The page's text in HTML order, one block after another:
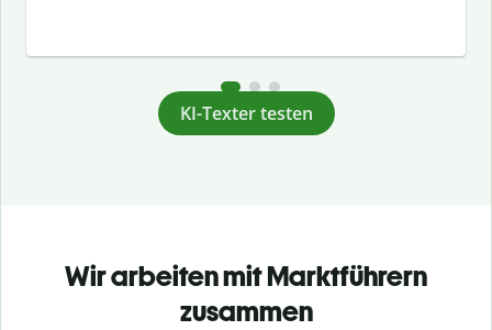
KI-Texter testen
Wir arbeiten mit Marktführern
zusammen